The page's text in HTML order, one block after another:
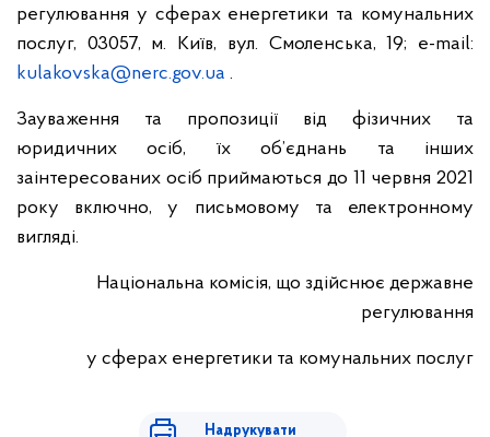
регулювання у сферах енергетики та комунальних
послуг, 03057, м. Київ, вул. Смоленська, 19; e-mail:
kulakovska@nerc.gov.ua .
Зауваження та пропозиції від фізичних та
юридичних осіб, їх об’єднань та інших
заінтересованих осіб приймаються до 11 червня 2021
року включно, у письмовому та електронному
вигляді.
Національна комісія, що здійснює державне
регулювання
у сферах енергетики та комунальних послуг
Надрукувати